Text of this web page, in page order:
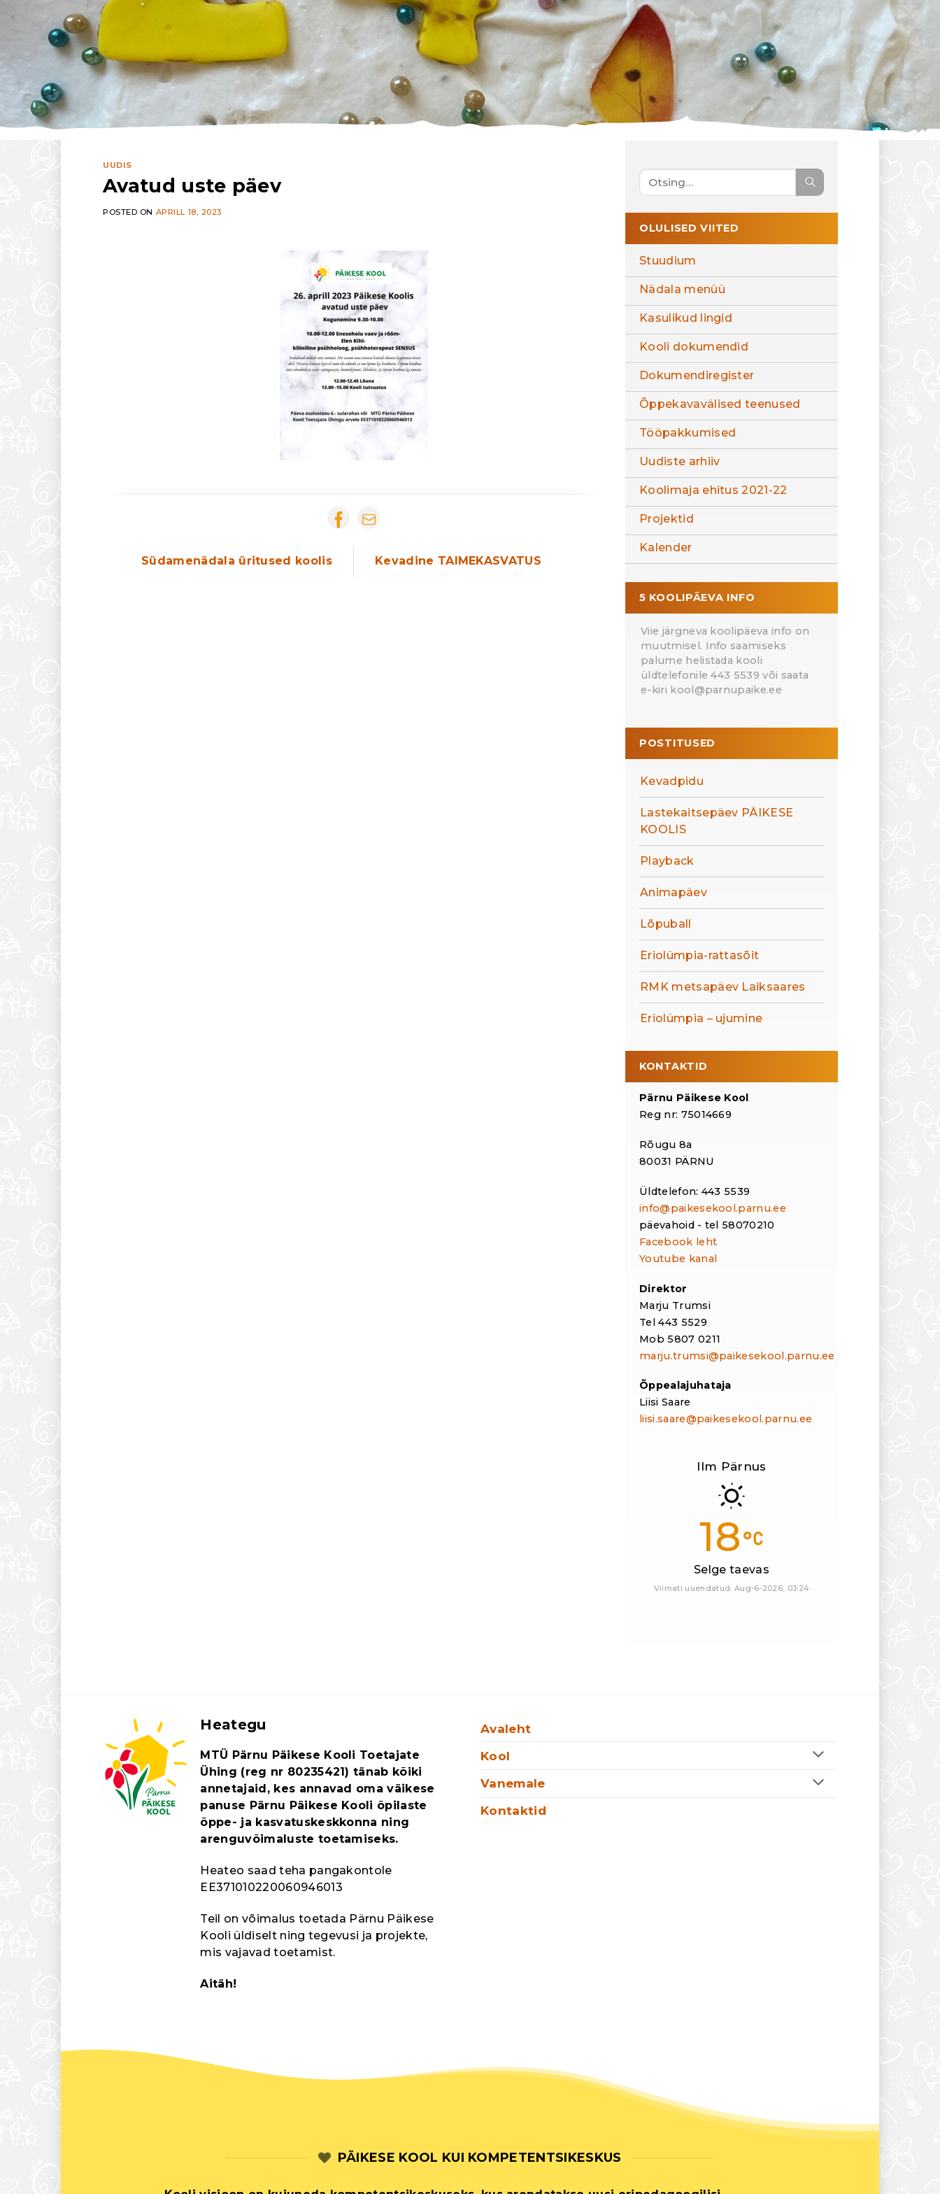
UUDIS
Avatud uste päev
POSTED ON APRILL 18, 2023
Südamenädala üritused koolis Kevadine TAIMEKASVATUS
OLULISED VIITED
Stuudium
Nädala menüü
Kasulikud lingid
Kooli dokumendid
Dokumendiregister
Õppekavavälised teenused
Tööpakkumised
Uudiste arhiiv
Koolimaja ehitus 2021-22
Projektid
Kalender
5 KOOLIPÄEVA INFO
Viie järgneva koolipäeva info on
muutmisel. Info saamiseks
palume helistada kooli
üldtelefonile 443 5539 või saata
e-kiri kool@parnupaike.ee
POSTITUSED
Kevadpidu
Lastekaitsepäev PÄIKESE
KOOLIS
Playback
Animapäev
Lõpuball
Eriolümpia-rattasõit
RMK metsapäev Laiksaares
Eriolümpia – ujumine
KONTAKTID
Pärnu Päikese Kool
Reg nr: 75014669
Rõugu 8a
80031 PÄRNU
Üldtelefon: 443 5539
info@paikesekool.parnu.ee
päevahoid - tel 58070210
Facebook leht
Youtube kanal
Direktor
Marju Trumsi
Tel 443 5529
Mob 5807 0211
marju.trumsi@paikesekool.parnu.ee
Õppealajuhataja
Liisi Saare
liisi.saare@paikesekool.parnu.ee
Ilm Pärnus
18
Selge taevas
Viimati uuendatud: Aug-6-2026, 03:24
Heategu
MTÜ Pärnu Päikese Kooli Toetajate
Ühing (reg nr 80235421) tänab kõiki
annetajaid, kes annavad oma väikese
panuse Pärnu Päikese Kooli õpilaste
õppe- ja kasvatuskeskkonna ning
arenguvõimaluste toetamiseks.
Heateo saad teha pangakontole
EE371010220060946013
Teil on võimalus toetada Pärnu Päikese
Kooli üldiselt ning tegevusi ja projekte,
mis vajavad toetamist.
Aitäh!
Avaleht
Kool
Vanemale
Kontaktid
PÄIKESE KOOL KUI KOMPETENTSIKESKUS